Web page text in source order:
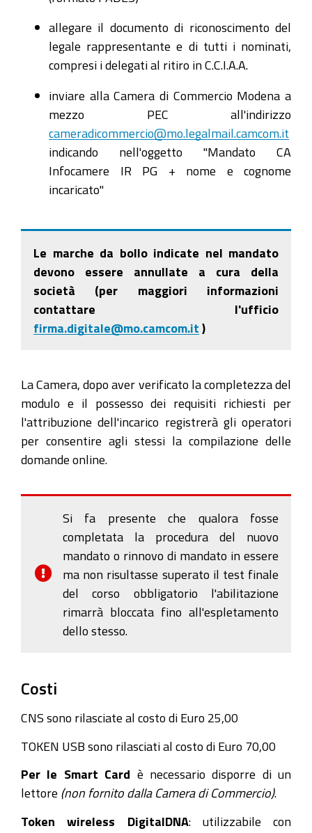
allegare il documento di riconoscimento del
legale rappresentante e di tutti i nominati,
compresi i delegati al ritiro in C.C.I.A.A.
inviare alla Camera di Commercio Modena a
mezzo PEC all'indirizzo
cameradicommercio@mo.legalmail.camcom.it
indicando nell'oggetto "Mandato CA
Infocamere IR PG + nome e cognome
incaricato"
Le marche da bollo indicate nel mandato
devono essere annullate a cura della
società (per maggiori informazioni
contattare l'ufficio
firma.digitale@mo.camcom.it )
La Camera, dopo aver verificato la completezza del
modulo e il possesso dei requisiti richiesti per
l'attribuzione dell'incarico registrerà gli operatori
per consentire agli stessi la compilazione delle
domande online.
Si fa presente che qualora fosse
completata la procedura del nuovo
mandato o rinnovo di mandato in essere
ma non risultasse superato il test finale
del corso obbligatorio l'abilitazione
rimarrà bloccata fino all'espletamento
dello stesso.
Costi
CNS sono rilasciate al costo di Euro 25,00
TOKEN USB sono rilasciati al costo di Euro 70,00
Per le Smart Card è necessario disporre di un
lettore (non fornito dalla Camera di Commercio).
Token wireless DigitalDNA: utilizzabile con